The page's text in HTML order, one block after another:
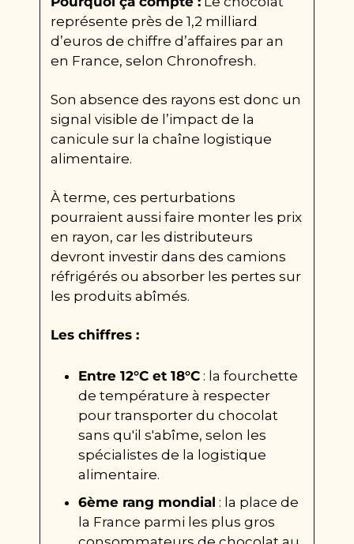
représente près de 1,2 milliard
d’euros de chiffre d’affaires par an
en France, selon Chronofresh.
Son absence des rayons est donc un
signal visible de l’impact de la
canicule sur la chaîne logistique
alimentaire.
À terme, ces perturbations
pourraient aussi faire monter les prix
en rayon, car les distributeurs
devront investir dans des camions
réfrigérés ou absorber les pertes sur
les produits abîmés.
Les chiffres :
Entre 12°C et 18°C : la fourchette
de température à respecter
pour transporter du chocolat
sans qu'il s'abîme, selon les
spécialistes de la logistique
alimentaire.
6ème rang mondial : la place de
la France parmi les plus gros